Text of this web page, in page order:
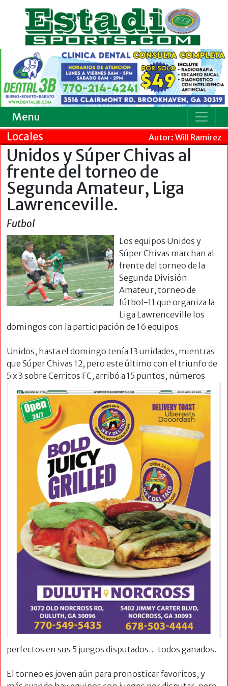
Menu
Locales Autor: Will Ramirez
Unidos y Súper Chivas al
frente del torneo de
Segunda Amateur, Liga
Lawrenceville.
Futbol
Los equipos Unidos y
Súper Chivas marchan al
frente del torneo de la
Segunda División
Amateur, torneo de
fútbol-11 que organiza la
Liga Lawrenceville los
domingos con la participación de 16 equipos.
Unidos, hasta el domingo tenía 13 unidades, mientras
que Súper Chivas 12, pero este último con el triunfo de
5 x 3 sobre Cerritos FC, arribó a 15 puntos, números
perfectos en sus 5 juegos disputados… todos ganados.
El torneo es joven aún para pronosticar favoritos, y